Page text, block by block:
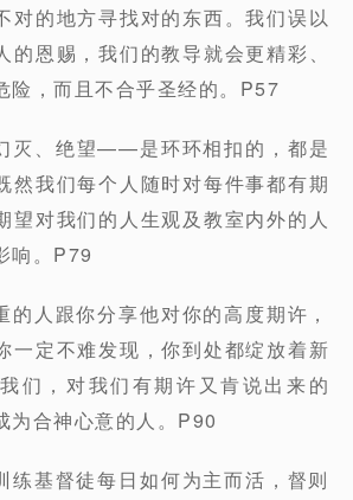
对的地方寻找对的东西。我们误以
的恩赐，我们的教导就会更精彩、
险，而且不合乎圣经的。P57
灭、绝望——是环环相扣的，都是
然我们每个人随时对每件事都有期
望对我们的人生观及教室内外的人
响。P79
人跟你分享他对你的高度期许，
一定不难发现，你到处都绽放着新
们，对我们有期许又肯说出来的
为合神心意的人。P90
练基督徒每日如何为主而活，督则